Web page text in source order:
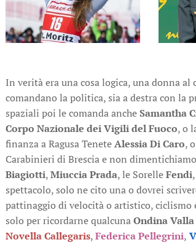
In verità era una cosa logica, una donna
comandano la politica, sia a destra con la
spaziali poi le comanda ancheSamantha
Corpo Nazionale dei Vigili del Fuoco, o
finanza a Ragusa TeneteAlessia Di Caro,
Carabinieri di Brescia e non
Biagiotti,Miuccia Prada, le SorelleFendi,
spettacolo, solo ne cito una o dovrei
pattinaggio di velocità o artistico, ciclismo
solo per ricordarne qualcunaOndina Valla
Novella Callegaris,Federica Pellegrini,